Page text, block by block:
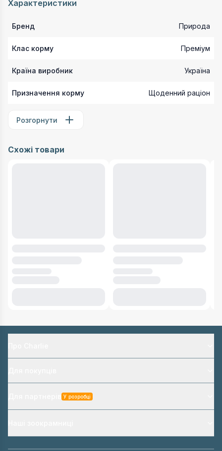
Характеристики
Бренд Природа
Клас корму Преміум
Країна виробник Україна
Призначення корму Щоденний раціон
Розгорнути
Схожі товари
У розробці